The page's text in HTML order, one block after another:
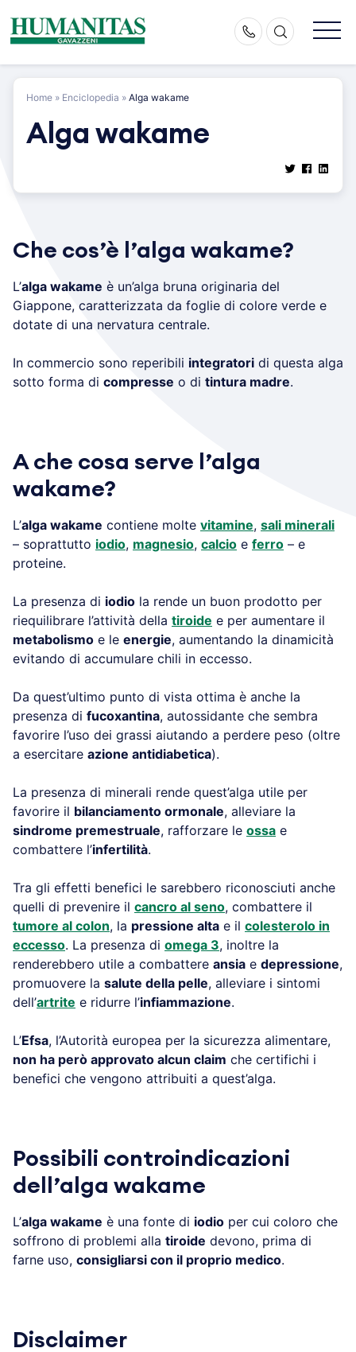
content
Home » Enciclopedia » Alga wakame
Alga wakame
Che cos’è l’alga wakame?
L’alga wakame è un’alga bruna originaria del
Giappone, caratterizzata da foglie di colore verde e
dotate di una nervatura centrale.
In commercio sono reperibili integratori di questa alga
sotto forma di compresse o di tintura madre.
A che cosa serve l’alga
wakame?
L’alga wakame contiene molte vitamine, sali minerali
– soprattutto iodio, magnesio, calcio e ferro – e
proteine.
La presenza di iodio la rende un buon prodotto per
riequilibrare l’attività della tiroide e per aumentare il
metabolismo e le energie, aumentando la dinamicità
evitando di accumulare chili in eccesso.
Da quest’ultimo punto di vista ottima è anche la
presenza di fucoxantina, autossidante che sembra
favorire l’uso dei grassi aiutando a perdere peso (oltre
a esercitare azione antidiabetica).
La presenza di minerali rende quest’alga utile per
favorire il bilanciamento ormonale, alleviare la
sindrome premestruale, rafforzare le ossa e
combattere l’infertilità.
Tra gli effetti benefici le sarebbero riconosciuti anche
quelli di prevenire il cancro al seno, combattere il
tumore al colon, la pressione alta e il colesterolo in
eccesso. La presenza di omega 3, inoltre la
renderebbero utile a combattere ansia e depressione,
promuovere la salute della pelle, alleviare i sintomi
dell’artrite e ridurre l’infiammazione.
L’Efsa, l’Autorità europea per la sicurezza alimentare,
non ha però approvato alcun claim che certifichi i
benefici che vengono attribuiti a quest’alga.
Possibili controindicazioni
dell’alga wakame
L’alga wakame è una fonte di iodio per cui coloro che
soffrono di problemi alla tiroide devono, prima di
farne uso, consigliarsi con il proprio medico.
Disclaimer